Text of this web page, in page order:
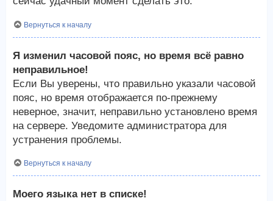
Вернуться к началу
Я изменил часовой пояс, но время всё равно
неправильное!
Если Вы уверены, что правильно указали часовой
пояс, но время отображается по-прежнему
неверное, значит, неправильно установлено время
на сервере. Уведомите администратора для
устранения проблемы.
Вернуться к началу
Моего языка нет в списке!